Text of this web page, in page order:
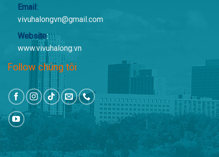
Email:
vivuhalongvn@gmail.com
Website:
www.vivuhalong.vn
Follow chúng tôi